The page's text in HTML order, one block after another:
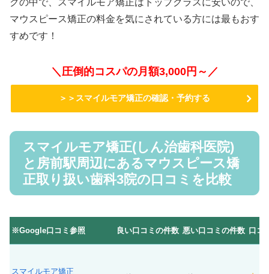
マウスピース矯正の料金を気にされている方には最もおす
すめです！
＼圧倒的コスパの月額3,000円～／
＞＞スマイルモア矯正の確認・予約する
スマイルモア矯正(しん治歯科医院)
と房前駅周辺にあるマウスピース矯
正取り扱い歯科3院の口コミを比較
※Google口コミ参照 良い口コミの件数 悪い口コミの件数 口コ
スマイルモア矯正